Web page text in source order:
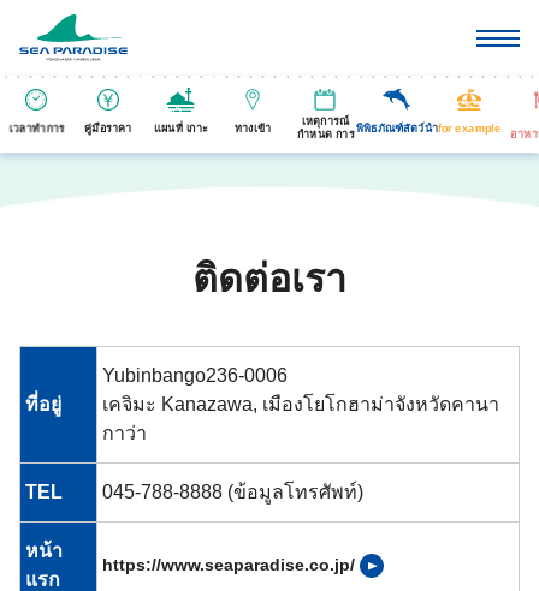
เวลาทำการ คู่มือราคา แผนที่ เกาะ ทางเข้า
เหตุการณ์
กำหนด การ
พิพิธภัณฑ์สัตว์นำfor example
อาห
ติดต่อเรา
ที่อยู่
Yubinbango236-0006
เคจิมะ Kanazawa, เมืองโยโกฮาม่าจังหวัดคานา
กาว่า
TEL 045-788-8888 (ข้อมูลโทรศัพท์)
หน้า
แรก
https://www.seaparadise.co.jp/